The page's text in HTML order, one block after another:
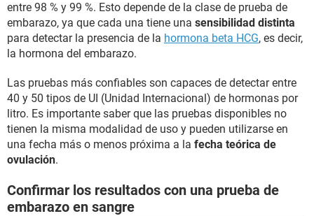
entre 98 % y 99 %. Esto depende de la clase de prueba de
embarazo, ya que cada una tiene una sensibilidad distinta
para detectar la presencia de la hormona beta HCG, es decir,
la hormona del embarazo.
Las pruebas más confiables son capaces de detectar entre
40 y 50 tipos de UI (Unidad Internacional) de hormonas por
litro. Es importante saber que las pruebas disponibles no
tienen la misma modalidad de uso y pueden utilizarse en
una fecha más o menos próxima a la fecha teórica de
ovulación.
Confirmar los resultados con una prueba de
embarazo en sangre